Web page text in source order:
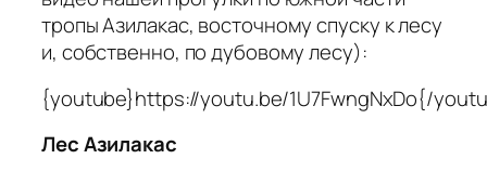
тропы Азилакас, восточному спуску к лесу
и, собственно, по дубовому лесу):
{youtube}https://youtu.be/1U7FwngNxDo{/
Лес Азилакас